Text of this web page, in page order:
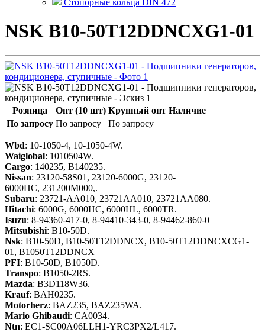
Стопорные кольца DIN 472
NSK B10-50T12DDNCXG1-01
Розница Опт (10 шт) Крупный опт Наличие
По запросу По запросу По запросу
Wbd: 10-1050-4, 10-1050-4W.
Waiglobal: 1010504W.
Cargo: 140235, B140235.
Nissan: 23120-58S01, 23120-6000G, 23120-
6000HC, 231200M000,.
Subaru: 23721-AA010, 23721AA010, 23721AA080.
Hitachi: 6000G, 6000HC, 6000HL, 6000TR.
Isuzu: 8-94360-417-0, 8-94410-343-0, 8-94462-860-0
Mitsubishi: B10-50D.
Nsk: B10-50D, B10-50T12DDNCX, B10-50T12DDNCXCG1-
01, B1050T12DDNCX
PFI: B10-50D, B1050D.
Transpo: B1050-2RS.
Mazda: B3D118W36.
Krauf: BAH0235.
Motorherz: BAZ235, BAZ235WA.
Mario Ghibaudi: CA0034.
Ntn: EC1-SC00A06LLH1-YRC3PX2/L417.